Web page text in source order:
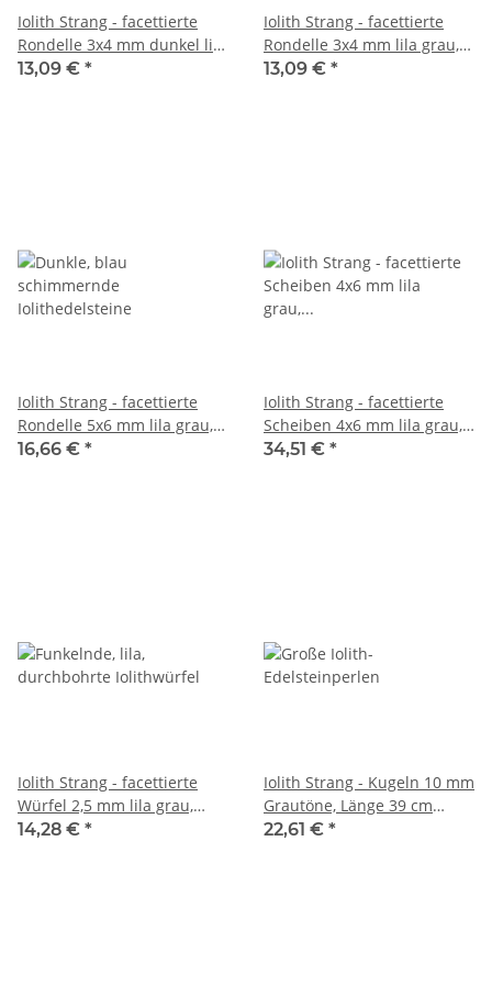
Iolith Strang - facettierte
Rondelle 3x4 mm dunkel lila
grau, Länge 39 cm /7907
13,09 € *
Iolith Strang - facettierte
Rondelle 3x4 mm lila grau,
Länge 38,5 cm /7916
13,09 € *
Iolith Strang - facettierte
Rondelle 5x6 mm lila grau,
Länge 38,5 cm /5222
16,66 € *
Iolith Strang - facettierte
Scheiben 4x6 mm lila grau,
Länge 39 cm /1515
34,51 € *
Iolith Strang - facettierte
Würfel 2,5 mm lila grau,
Länge 39 cm /7789
14,28 € *
Iolith Strang - Kugeln 10 mm
Grautöne, Länge 39 cm
/3906
22,61 € *